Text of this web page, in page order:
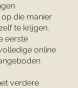
die manier
te krijgen.
eerste
online
verdere